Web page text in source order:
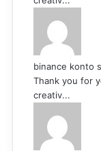
binance konto
Thank you for
creativ...